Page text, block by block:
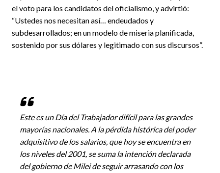
el voto para los candidatos del oficialismo, y advirtió:
“Ustedes nos necesitan así… endeudados y
subdesarrollados; en un modelo de miseria planificada,
sostenido por sus dólares y legitimado con sus discursos”.
Este es un Día del Trabajador difícil para las grandes
mayorías nacionales. A la pérdida histórica del poder
adquisitivo de los salarios, que hoy se encuentra en
los niveles del 2001, se suma la intención declarada
del gobierno de Milei de seguir arrasando con los